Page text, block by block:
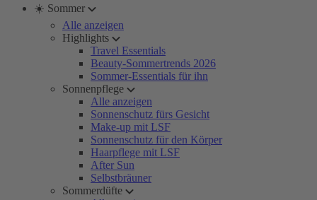
☀️ Sommer
Alle anzeigen
Highlights
Travel Essentials
Beauty-Sommertrends 2026
Sommer-Essentials für ihn
Sonnenpflege
Alle anzeigen
Sonnenschutz fürs Gesicht
Make-up mit LSF
Sonnenschutz für den Körper
Haarpflege mit LSF
After Sun
Selbstbräuner
Sommerdüfte